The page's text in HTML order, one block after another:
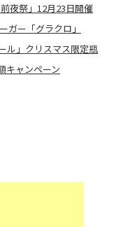
夜祭」12月23日開催
ガー「グラクロ」
ル」クリスマス限定瓶
キャンペーン